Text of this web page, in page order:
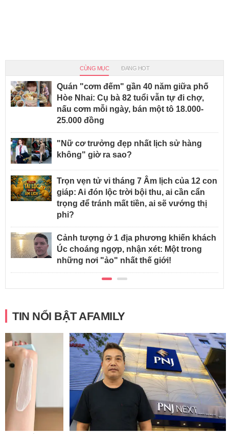
CÙNG MỤC ĐANG HOT
Quán "cơm đếm" gần 40 năm giữa phố
Hòe Nhai: Cụ bà 82 tuổi vẫn tự đi chợ,
nấu cơm mỗi ngày, bán một tô 18.000-
25.000 đồng
"Nữ cơ trưởng đẹp nhất lịch sử hàng
không" giờ ra sao?
Trọn vẹn tử vi tháng 7 Âm lịch của 12 con
giáp: Ai đón lộc trời bội thu, ai cần cẩn
trọng để tránh mất tiền, ai sẽ vướng thị
phi?
Cảnh tượng ở 1 địa phương khiến khách
Úc choáng ngợp, nhận xét: Một trong
những nơi "ảo" nhất thế giới!
TIN NỔI BẬT AFAMILY